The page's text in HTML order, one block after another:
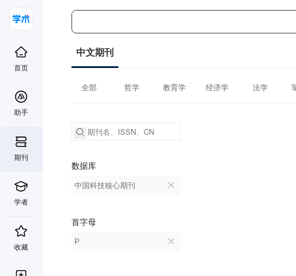
首页
助手
期刊
学者
收藏
中文期刊
全部 哲学 教育学 经济学 法学
数据库
中国科技核心期刊
首字母
P